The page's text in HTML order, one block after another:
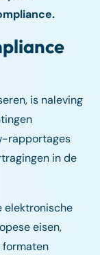
is naleving
rapportages
in de
elektronische
eisen,
formaten